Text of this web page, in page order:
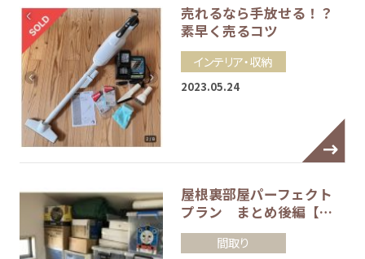
売れるなら手放せる！？
素早く売るコツ
インテリア・収納
2023.05.24
屋根裏部屋パーフェクト
プラン まとめ後編【…
間取り